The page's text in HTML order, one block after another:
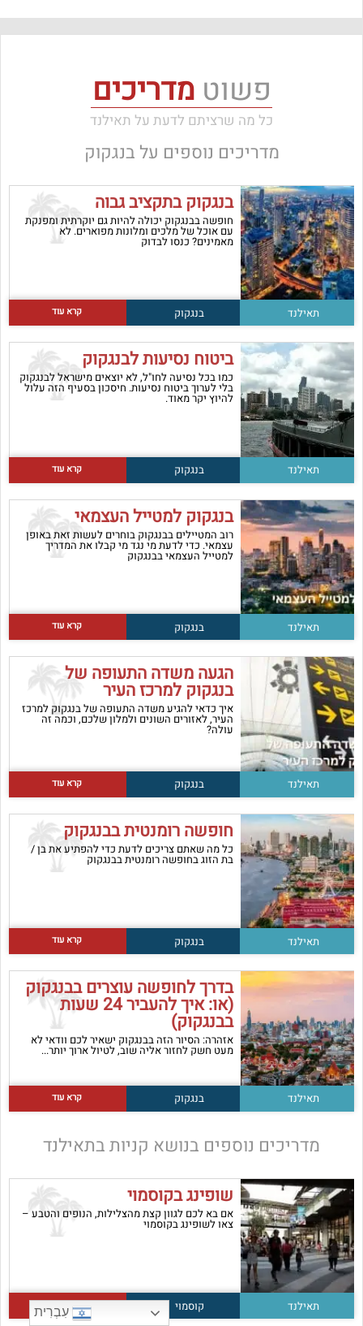
פשוטמדריכים
כל מה שרציתם לדעת על תאילנד
מדריכים נוספים על בנגקוק
בנגקוק בתקציב גבוה
חופשה בבנגקוק יכולה להיות גם יוקרתית ומפנקת
עם אוכל של מלכים ומלונות מפוארים. לא
מאמינים? כנסו לבדוק
תאילנד בנגקוק קרא עוד
ביטוח נסיעות לבנגקוק
כמו בכל נסיעה לחו"ל, לא יוצאים מישראל לבנגקוק
בלי לערוך ביטוח נסיעות. חיסכון בסעיף הזה עלול
להיוץ יקר מאוד.
תאילנד בנגקוק קרא עוד
בנגקוק למטייל העצמאי
רוב המטיילים בבנגקוק בוחרים לעשות זאת באופן
עצמאי. כדי לדעת מי נגד מי קבלו את המדריך
למטייל העצמאי בבנגקוק
תאילנד בנגקוק קרא עוד
הגעה משדה התעופה של
בנגקוק למרכז העיר
איך כדאי להגיע משדה התעופה של בנגקוק למרכז
העיר, לאזורים השונים ולמלון שלכם, וכמה זה
עולה?
תאילנד בנגקוק קרא עוד
חופשה רומנטית בבנגקוק
כל מה שאתם צריכים לדעת כדי להפתיע את בן /
בת הזוג בחופשה רומנטית בבנגקוק
תאילנד בנגקוק קרא עוד
בדרך לחופשה עוצרים בבנגקוק
(או: איך להעביר 24 שעות
בבנגקוק)
אזהרה: הסיור הזה בבנגקוק ישאיר לכם וודאי לא
מעט חשק לחזור אליה שוב, לטיול ארוך יותר...
תאילנד בנגקוק קרא עוד
מדריכים נוספים בנושא קניות בתאילנד
שופינג בקוסמוי
אם בא לכם לגוון קצת מהצלילות, הנופים והטבע –
צאו לשופינג בקוסמוי
תאילנד קוסמוי קרא עוד
עִבְרִית